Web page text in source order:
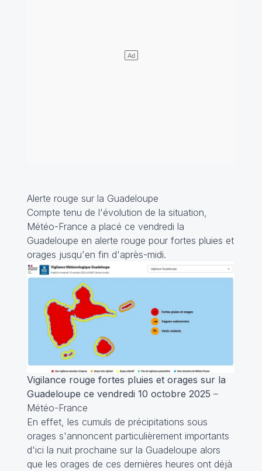
Alerte rouge sur la Guadeloupe
Compte tenu de l'évolution de la situation,
Météo-France a placé ce vendredi la
Guadeloupe en alerte rouge pour fortes pluies et
orages jusqu'en fin d'après-midi.
Vigilance rouge fortes pluies et orages sur la
Guadeloupe ce vendredi 10 octobre 2025 –
Météo-France
En effet, les cumuls de précipitations sous
orages s'annoncent particulièrement importants
d'ici la nuit prochaine sur la Guadeloupe alors
que les orages de ces dernières heures ont déjà